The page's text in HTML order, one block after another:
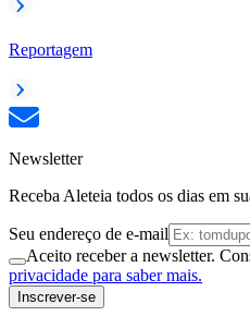
Reportagem
Newsletter
Receba Aleteia todos os dias em
Seu endereço de e-mail
Aceito receber a newsletter.
privacidade para saber mais.
Inscrever-se